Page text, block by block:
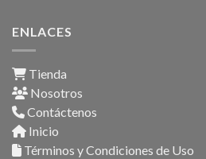
ENLACES
Tienda
Nosotros
Contáctenos
Inicio
Términos y Condiciones de Uso